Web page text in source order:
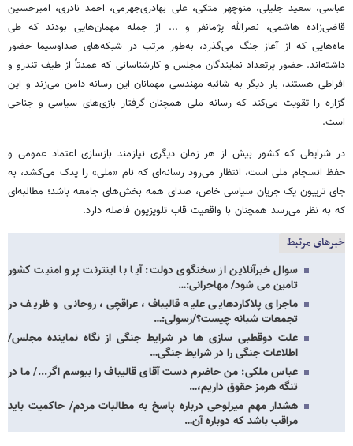
عباسی، سعید جلیلی، منوچهر متکی، علی بهادری‌جهرمی، احمد نادری، امیرحسین
قاضی‌زاده هاشمی، نصرالله پژمانفر و ... از جمله مهمان‌هایی بودند که طی
ماه‌هایی که از آغاز جنگ می‌گذرد، به‌طور مرتب در شبکه‌های صداوسیما حضور
داشته‌اند. حضور پرتعداد نمایندگان مجلس و کارشناسانی که عمدتاً از طیف تندرو و
افراطی هستند، بار دیگر به شائبه مهندسی مهمانان این رسانه دامن می‌زند و این
گزاره را تقویت می‌کند که رسانه ملی همچنان گرفتار بازی‌های سیاسی و جناحی
است.
در شرایطی که کشور بیش از هر زمان دیگری نیازمند بازسازی اعتماد عمومی و
حفظ انسجام ملی است، انتظار می‌رود رسانه‌ای که نام «ملی» را یدک می‌کشد، به
جای تریبون یک جریان سیاسی خاص، صدای همه بخش‌های جامعه باشد؛ مطالبه‌ای
که به نظر می‌رسد همچنان با واقعیت قاب تلویزیون فاصله دارد.
خبرهای مرتبط
سوال خبرآنلاین از سخنگوی دولت: آیا با اینترنت پرو امنیت کشور
تامین می شود/ مهاجرانی:…
ماجرای پلاکاردهایی علیه قالیباف، عراقچی، روحانی و ظریف در
تجمعات شبانه چیست؟/رسولی:…
علت دوقطبی سازی ها در شرایط جنگی از نگاه نماینده مجلس/
اطلاعات جنگی را در شرایط جنگی…
عباس ملکی: من حاضرم دست آقای قالیباف را ببوسم اگر.../ ما در
تنگه هرمز حقوق داریم،…
هشدار مهم میرلوحی درباره پاسخ به مطالبات مردم/ حاکمیت باید
مراقب باشد که دوباره آن…